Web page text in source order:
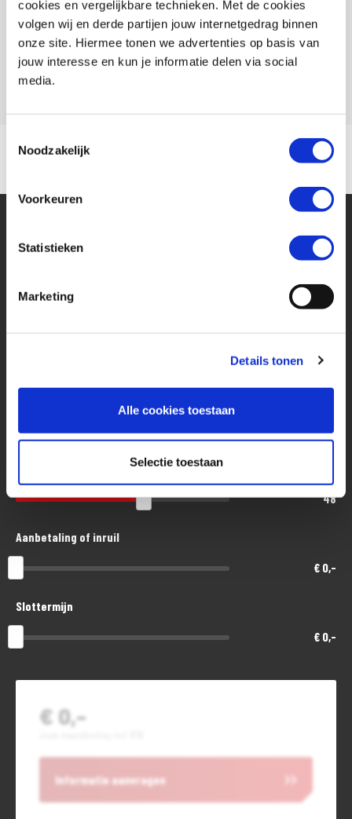
cookies en vergelijkbare technieken. Met de cookies
volgen wij en derde partijen jouw internetgedrag binnen
onze site. Hiermee tonen we advertenties op basis van
jouw interesse en kun je informatie delen via social
media.
Noodzakelijk
Voorkeuren
Statistieken
Marketing
Details tonen
Alle cookies toestaan
Selectie toestaan
Conditie
Occasion
Rijbewijs type
A
Model
CHIEF VINTAGE
Financier deze Indian
Eenvoudig, flexibel en verantwoord lenen. Het MotoPort Flexplan.
€ 17.500,-
48
Aanbetaling of inruil
€ 0,-
Slottermijn
€ 0,-
€ 0,-
Informatie aanvragen